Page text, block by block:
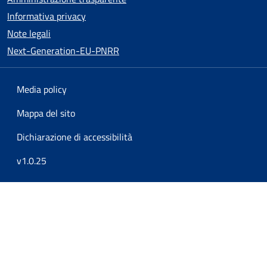
Informativa privacy
Note legali
Next-Generation-EU-PNRR
Media policy
Mappa del sito
Dichiarazione di accessibilità
v1.0.25